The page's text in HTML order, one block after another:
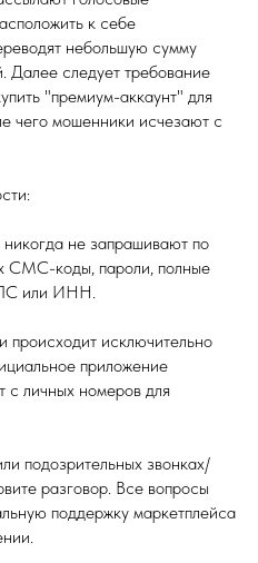
к себе
небольшую сумму
Далее следует требование
"премиум-аккаунт" для
чего мошенники исчезают с
не запрашивают по
СМС-коды, пароли, полные
или ИНН.
происходит исключительно
приложение
с личных номеров для
подозрительных звонках/
разговор. Все вопросы
поддержку маркетплейса